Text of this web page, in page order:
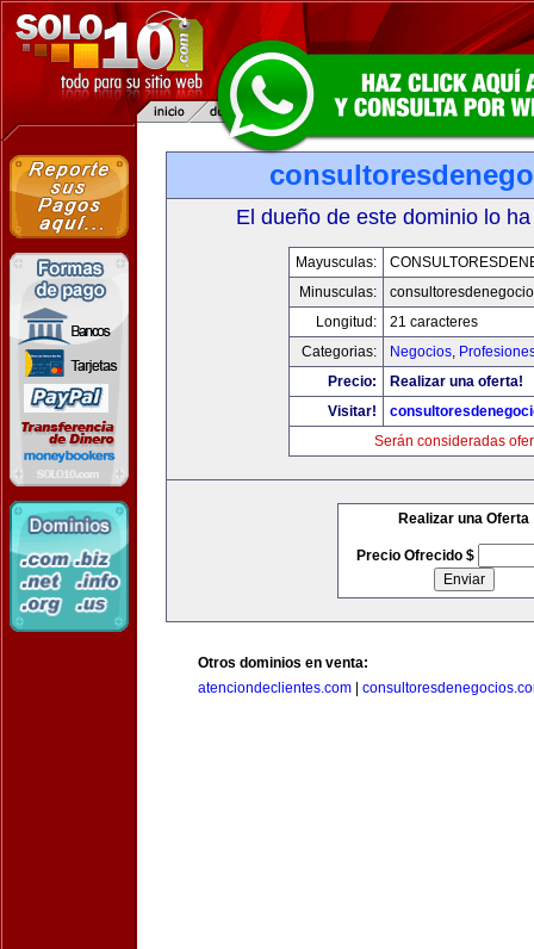
El dueño de este dominio lo
Mayusculas:
Minusculas:
Longitud:
21 caracteres
Categorias:
Negocios,
Precio:
Realizar una oferta!
Visitar!
Serán consideradas
Realizar una Oferta
Precio Ofrecido $
Otros dominios en venta:
atenciondeclientes.com